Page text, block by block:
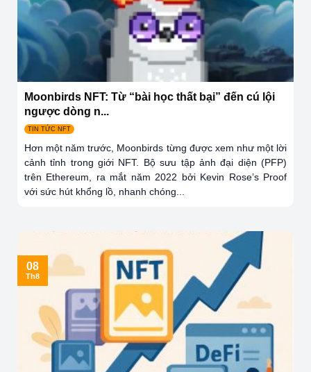
Moonbirds NFT: Từ “bài học thất bại” đến cú lội
ngược dòng n...
TIN TỨC NFT
Hơn một năm trước, Moonbirds từng được xem như một lời
cảnh tỉnh trong giới NFT. Bộ sưu tập ảnh đại diện (PFP)
trên Ethereum, ra mắt năm 2022 bởi Kevin Rose’s Proof
với sức hút khổng lồ, nhanh chóng...
08
Th8